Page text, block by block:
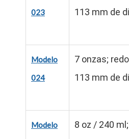
023
113 mm de
Modelo
024
7 onzas;
113 mm de
Modelo
8 oz / 240